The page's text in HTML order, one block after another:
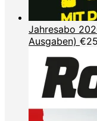
Jahresabo
Ausgaben) €